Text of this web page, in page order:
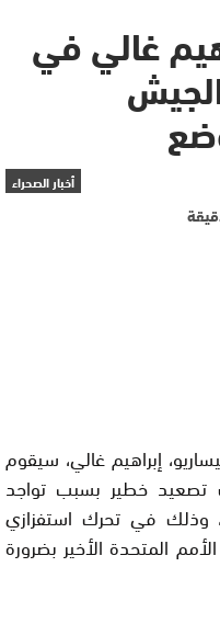
غالي في
أخبار الصحراء
إبراهيم غالي، سيقوم
تصعيد خطير بسبب تواجد
وذلك في تحرك استفزازي
المتحدة الأخير بضرورة